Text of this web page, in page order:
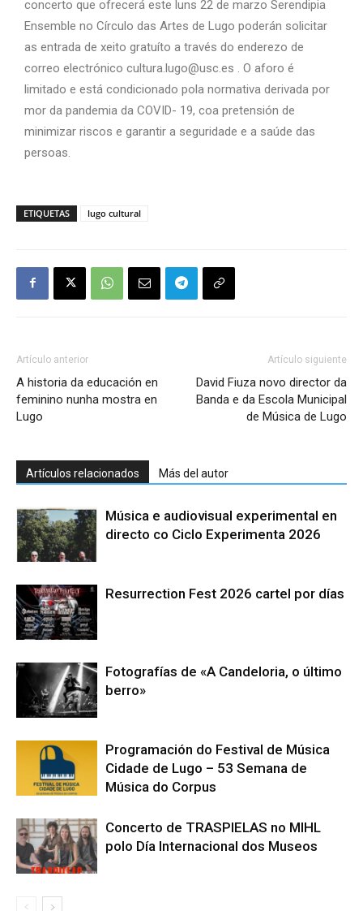
concerto que ofrecerá este luns 22 de marzo Serendipia
Ensemble no Círculo das Artes de Lugo poderán solicitar
as entrada de xeito gratuíto a través do enderezo de
correo electrónico cultura.lugo@usc.es . O aforo é
limitado e está condicionado pola normativa derivada por
mor da pandemia da COVID- 19, coa pretensión de
minimizar riscos e garantir a seguridade e a saúde das
persoas.
ETIQUETAS lugo cultural
Artículo anterior
A historia da educación en
feminino nunha mostra en
Lugo
Artículo siguiente
David Fiuza novo director da
Banda e da Escola Municipal
de Música de Lugo
Artículos relacionados Más del autor
Música e audiovisual experimental en
directo co Ciclo Experimenta 2026
Resurrection Fest 2026 cartel por días
Fotografías de «A Candeloria, o último
berro»
Programación do Festival de Música
Cidade de Lugo – 53 Semana de
Música do Corpus
Concerto de TRASPIELAS no MIHL
polo Día Internacional dos Museos